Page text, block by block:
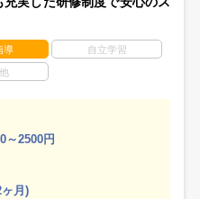
導 自立学習
2500円
月)